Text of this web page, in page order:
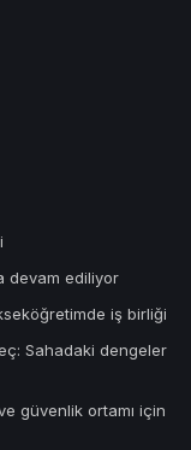
devam ediliyor
iş birliği
Sahadaki dengeler
güvenlik ortamı için